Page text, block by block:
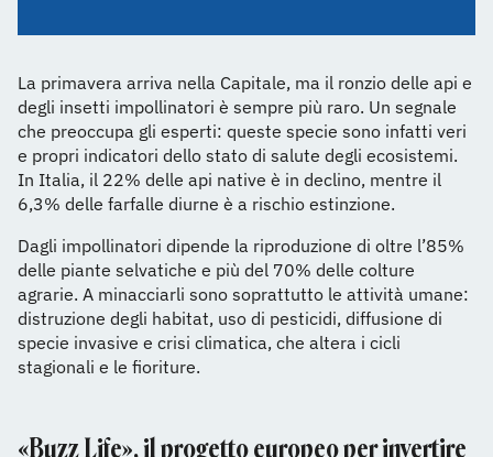
La primavera arriva nella Capitale, ma il ronzio delle api e
degli insetti impollinatori è sempre più raro. Un segnale
che preoccupa gli esperti: queste specie sono infatti veri
e propri indicatori dello stato di salute degli ecosistemi.
In Italia, il 22% delle api native è in declino, mentre il
6,3% delle farfalle diurne è a rischio estinzione.
Dagli impollinatori dipende la riproduzione di oltre l’85%
delle piante selvatiche e più del 70% delle colture
agrarie. A minacciarli sono soprattutto le attività umane:
distruzione degli habitat, uso di pesticidi, diffusione di
specie invasive e crisi climatica, che altera i cicli
stagionali e le fioriture.
«Buzz Life», il progetto europeo per invertire